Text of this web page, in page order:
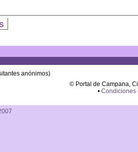
anónimos)
© Portal de Campana,
• Condiciones